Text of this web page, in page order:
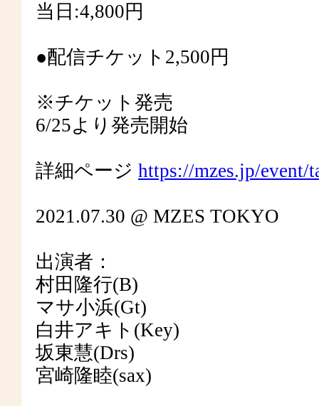
当日:4,800円
●配信チケット2,500円
※チケット発売
6/25より発売開始
詳細ページ https://mzes.jp/event/
2021.07.30 @ MZES TOKYO
出演者：
村田隆行(B)
マサ小浜(Gt)
白井アキト(Key)
坂東慧(Drs)
宮崎隆睦(sax)